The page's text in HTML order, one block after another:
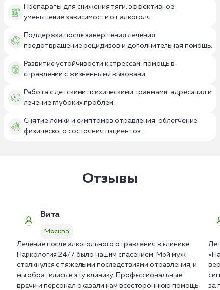
Препараты для снижения тяги: эффективное
уменьшение зависимости от алкоголя.
Поддержка после завершения лечения:
предотвращение рецидивов и дополнительная помощь.
Развитие устойчивости к стрессам: помощь в
справлении с жизненными вызовами.
Работа с детскими психическими травмами: адресация и
лечение глубоких проблем.
Снятие ломки и симптомов отравления: облегчение
физического состояния пациентов.
Отзывы
Вита
Москва
Лечение после алкогольного отравления в клинике
Наркология 24/7 было нашим спасением. Мой муж
столкнулся с тяжелыми последствиями отравления, и
мы обратились в эту клинику. Профессиональные
врачи и персонал оказали нам всестороннюю помощь.
за